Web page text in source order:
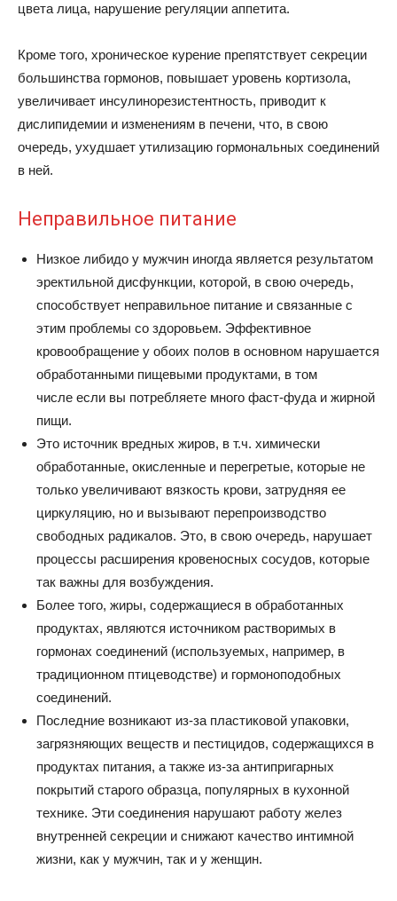
цвета лица, нарушение регуляции аппетита.
Кроме того, хроническое курение препятствует секреции
большинства гормонов, повышает уровень кортизола,
увеличивает инсулинорезистентность, приводит к
дислипидемии и изменениям в печени, что, в свою
очередь, ухудшает утилизацию гормональных соединений
в ней.
Неправильное питание
Низкое либидо у мужчин иногда является результатом
эректильной дисфункции, которой, в свою очередь,
способствует неправильное питание и связанные с
этим проблемы со здоровьем. Эффективное
кровообращение у обоих полов в основном нарушается
обработанными пищевыми продуктами, в том
числе если вы потребляете много фаст-фуда и жирной
пищи.
Это источник вредных жиров, в т.ч. химически
обработанные, окисленные и перегретые, которые не
только увеличивают вязкость крови, затрудняя ее
циркуляцию, но и вызывают перепроизводство
свободных радикалов. Это, в свою очередь, нарушает
процессы расширения кровеносных сосудов, которые
так важны для возбуждения.
Более того, жиры, содержащиеся в обработанных
продуктах, являются источником растворимых в
гормонах соединений (используемых, например, в
традиционном птицеводстве) и гормоноподобных
соединений.
Последние возникают из-за пластиковой упаковки,
загрязняющих веществ и пестицидов, содержащихся в
продуктах питания, а также из-за антипригарных
покрытий старого образца, популярных в кухонной
технике. Эти соединения нарушают работу желез
внутренней секреции и снижают качество интимной
жизни, как у мужчин, так и у женщин.